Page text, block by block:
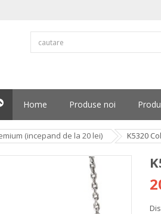
Home Produse noi
(incepand de la 20 lei) K5320